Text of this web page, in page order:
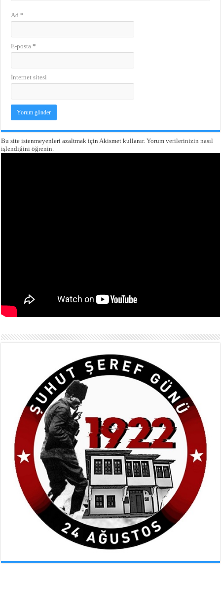
Ad*
E-posta*
İnternet sitesi
Bu site istenmeyenleri azaltmak için Akismet kullanır.Yorum verilerinizin nasıl
işlendiğini öğrenin.